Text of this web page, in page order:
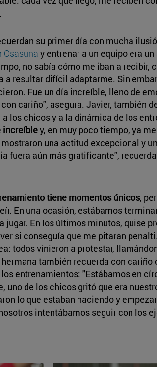
su primer día con mucha
Osasuna y entrenar a un equipo era
no sabía cómo me iban a recibir,
a resultar difícil adaptarme. Sin
Fue un día increíble, lleno de
cariño", asegura. Javier, también
a los chicos y a la dinámica de los
increíbley, en muy poco tiempo, ya
una actitud excepcional y
fuera aún más gratificante",
tiene momentos únicos,
En una ocasión, estábamos
jugar. En los últimos minutos, quise
si conseguía que me pitaran
todos vinieron a protestar,
hermana también recuerda con
los entrenamientos: "Estábamos en
uno de los chicos gritó que era
lo que estaban haciendo y
intentábamos seguir con los